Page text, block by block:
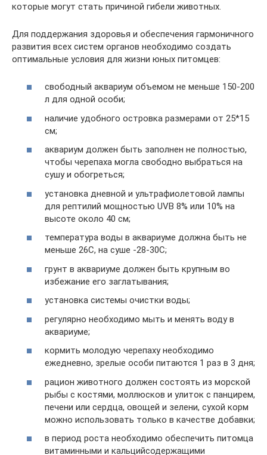
которые могут стать причиной гибели животных.
Для поддержания здоровья и обеспечения гармоничного
развития всех систем органов необходимо создать
оптимальные условия для жизни юных питомцев:
свободный аквариум объемом не меньше 150-200
л для одной особи;
наличие удобного островка размерами от 25*15
см;
аквариум должен быть заполнен не полностью,
чтобы черепаха могла свободно выбраться на
сушу и обогреться;
установка дневной и ультрафиолетовой лампы
для рептилий мощностью UVB 8% или 10% на
высоте около 40 см;
температура воды в аквариуме должна быть не
меньше 26С, на суше -28-30С;
грунт в аквариуме должен быть крупным во
избежание его заглатывания;
установка системы очистки воды;
регулярно необходимо мыть и менять воду в
аквариуме;
кормить молодую черепаху необходимо
ежедневно, зрелые особи питаются 1 раз в 3 дня;
рацион животного должен состоять из морской
рыбы с костями, моллюсков и улиток с панцирем,
печени или сердца, овощей и зелени, сухой корм
можно использовать только в качестве добавки;
в период роста необходимо обеспечить питомца
витаминными и кальцийсодержащими